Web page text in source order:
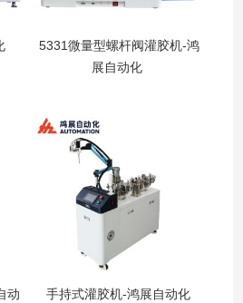
5331微量型螺杆阀灌胶机-鸿
展自动化
动
手持式灌胶机-鸿展自动化